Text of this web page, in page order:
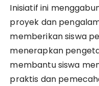
Inisiatif ini
proyek dan
memberikan siswa
menerapkan
membantu siswa
praktis dan